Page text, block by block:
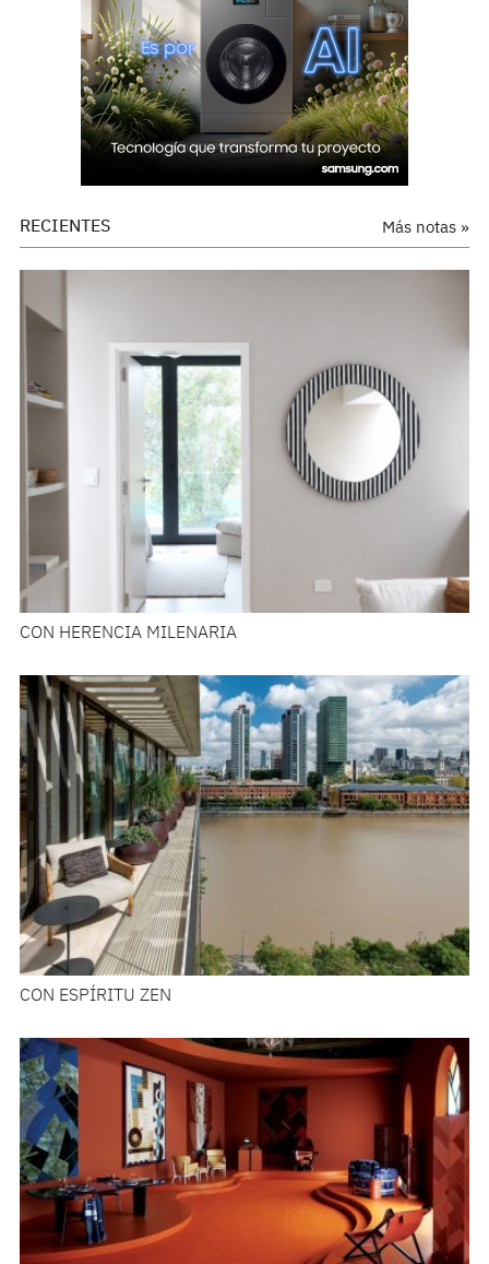
Más notas »
RECIENTES
CON HERENCIA MILENARIA
CON ESPÍRITU ZEN